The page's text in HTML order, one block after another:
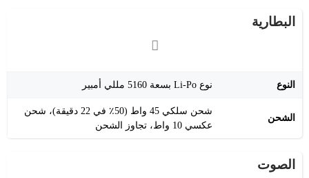
البطارية
النوع نوع Li-Po بسعة 5160 مللي أمبير
الشحن
شحن سلكي 45 واط (50٪ في 22 دقيقة)، شحن
عكسي 10 واط، تجاوز الشحن
الصوت